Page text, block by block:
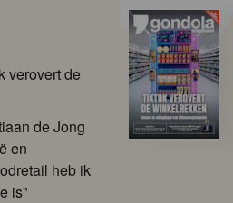
verovert de
de Jong
en
heb ik
is"